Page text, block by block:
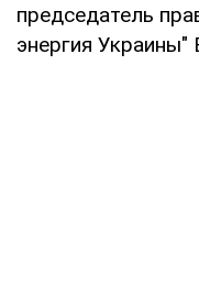
председатель
энергия